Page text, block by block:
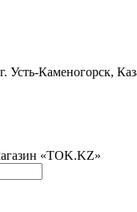
Усть-Каменогорск,
«TOK.KZ»